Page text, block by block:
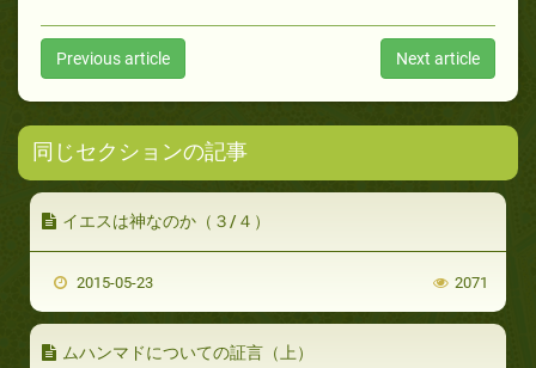
Previous article Next article
同じセクションの記事
イエスは神なのか（３/４）
2015-05-23 2071
ムハンマドについての証言（上）